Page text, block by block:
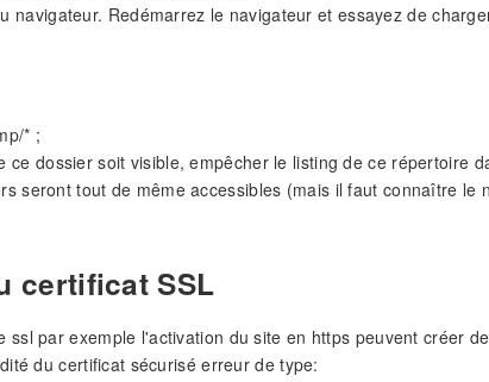
navigateur. Redémarrez le navigateur et essayez de
* ;
ce dossier soit visible, empêcher le listing de ce répertoire
seront tout de même accessibles (mais il faut connaître
certificat SSL
ssl par exemple l'activation du site en https peuvent créer
du certificat sécurisé erreur de type: